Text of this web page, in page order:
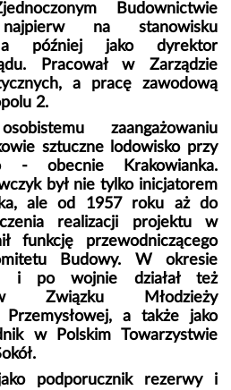
Budownictwie
na stanowisku
a później jako dyrektor
Pracował w Zarządzie
a pracę zawodową
2.
zaangażowaniu
sztuczne lodowisko przy
- obecnie Krakowianka.
był nie tylko inicjatorem
ale od 1957 roku aż do
realizacji projektu w
funkcję przewodniczącego
Budowy. W okresie
i po wojnie działał też
Związku Młodzieży
Przemysłowej, a także jako
w Polskim Towarzystwie
podporucznik rezerwy i